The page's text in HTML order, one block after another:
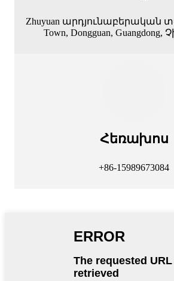
Zhuyuan արդյունաբերական
Town, Dongguan,
Հեռախոս
+86-15989673084